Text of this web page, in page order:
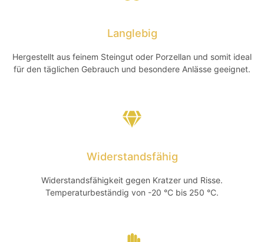
Langlebig
Hergestellt aus feinem Steingut oder Porzellan und somit ideal
für den täglichen Gebrauch und besondere Anlässe geeignet.
Widerstandsfähig
Widerstandsfähigkeit gegen Kratzer und Risse.
Temperaturbeständig von -20 °C bis 250 °C.